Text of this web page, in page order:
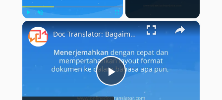
Play Unmute Fullscreen ×
Play
Doc Translator: Bagaimana cara menggunakan penerjemah dokumen?